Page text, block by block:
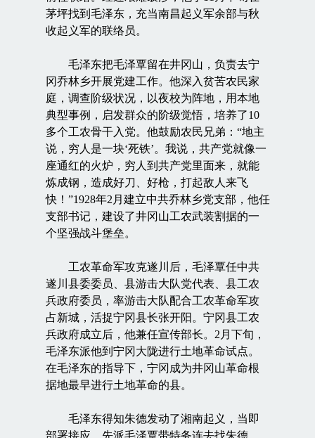
茅坪找到毛泽东，充当南昌起义军余部与秋
收起义军的联络员。
毛泽东把毛泽覃留在井冈山，负责去宁
冈乔林乡开展党建工作。他深入贫苦农民家
庭，调查阶级状况，以夜校为阵地，用本地
典型事例，启发群众的阶级觉悟，培养了10
多个工农骨干入党。他鼓励农民兄弟：“地主
说，穷人是一块‘死铁’。我说，共产党就像一
座通红的火炉，穷人到共产党里面来，就能
炼成钢，造成好刀、好枪，打起敌人来飞
快！”1928年2月建立中共乔林乡党支部，他任
支部书记，建设了井冈山工农武装割据的一
个坚强战斗堡垒。
工农革命军攻克遂川后，毛泽覃任中共
遂川县委委员、县游击大队党代表、县工农
兵政府委员，率游击大队配合工农革命军攻
占新城，活捉宁冈县长张开阳。宁冈县工农
兵政府成立后，他兼任宣传部长。2月下旬，
毛泽东派他到宁冈大陇进行土地革命试点。
在毛泽东的指导下，宁冈成为井冈山革命根
据地最早进行土地革命的县。
毛泽东得知朱德发动了湘南起义，当即
部署接应，先派毛泽覃带特务连去找朱德、